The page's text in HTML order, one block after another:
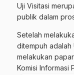
Uji Visitasi
publik dalam
Setelah
ditempuh adalah
melakukan
Komisi Informasi